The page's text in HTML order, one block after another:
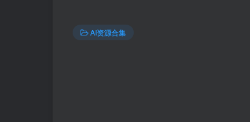
AI资源合集